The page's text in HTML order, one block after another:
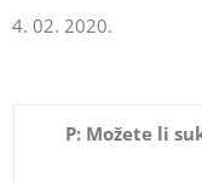
4. 02. 2020.
P: Možete li